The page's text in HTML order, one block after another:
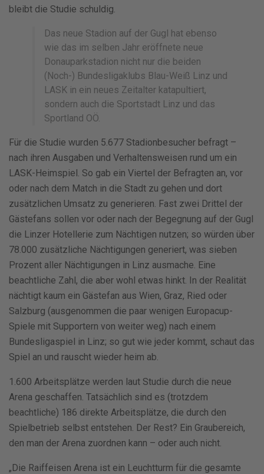
bleibt die Studie schuldig.
Das neue Stadion auf der Gugl hat ebenso
wie das im selben Jahr eröffnete neue
Donauparkstadion nicht nur die beiden
(Noch-) Bundesligaklubs Blau-Weiß Linz und
LASK in ein neues Zeitalter katapultiert,
sondern auch die Sportstadt Linz und das
Sportland OÖ.
Für die Studie wurden 5.677 Stadionbesucher befragt –
nach ihren Ausgaben und Verhaltensweisen rund um ein
LASK-Heimspiel. So gab ein Viertel der Befragten an, vor
oder nach dem Match in die Stadt zu gehen und dort
zusätzlichen Umsatz zu generieren. Fast zwei Drittel der
Gästefans sollen vor oder nach der Begegnung auf der Gugl
die Linzer Hotellerie zum Nächtigen nutzen; so würden über
78.000 zusätzliche Nächtigungen generiert, was sieben
Prozent aller Nächtigungen in Linz ausmache. Eine
beachtliche Zahl, die aber wohl etwas hinkt. In der Realität
nächtigt kaum ein Gästefan aus Wien, Graz, Ried oder
Salzburg (ausgenommen die paar wenigen Europacup-
Spiele mit Supportern von weiter weg) nach einem
Bundesligaspiel in Linz; so gut wie jeder kommt, schaut das
Spiel an und rauscht wieder heim ab.
1.600 Arbeitsplätze werden laut Studie durch die neue
Arena geschaffen. Tatsächlich sind es (trotzdem
beachtliche) 186 direkte Arbeitsplätze, die durch den
Spielbetrieb selbst entstehen. Der Rest? Ein Graubereich,
den man der Arena zuordnen kann – oder auch nicht.
„Die Raiffeisen Arena ist ein Leuchtturm für die gesamte